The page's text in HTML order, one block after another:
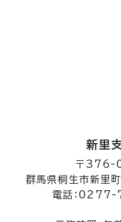
新里
〒376-
群馬県桐生市新里
電話：